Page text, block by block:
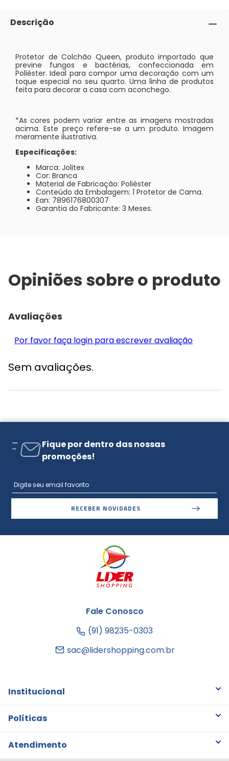
Descrição
Protetor de Colchão Queen, produto importado que
previne fungos e bactérias, confeccionada em
Poliéster. Ideal para compor uma decoração com um
toque especial no seu quarto. Uma linha de produtos
feita para decorar a casa com aconchego.
*As cores podem variar entre as imagens mostradas
acima. Este preço refere-se a um produto. Imagem
meramente ilustrativa.
Especificações:
Marca: Jolitex
Cor: Branca
Material de Fabricação: Poliéster
Conteúdo da Embalagem: 1 Protetor de Cama.
Ean: 7896176800307
Garantia do Fabricante: 3 Meses.
Opiniões sobre o produto
Avaliações
Por favor faça login para escrever avaliação
Sem avaliações.
Fique por dentro das nossas
promoções!
RECEBER NOVIDADES
Fale Conosco
(91) 98235-0303
sac@lidershopping.com.br
Institucional
Quem somos
Notícias
Políticas
Trocas e Devoluções
Atendimento